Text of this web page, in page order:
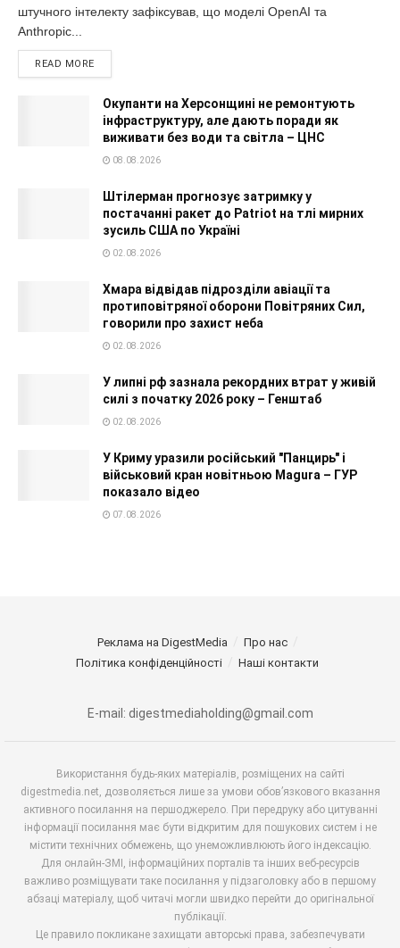
штучного інтелекту зафіксував, що моделі OpenAI та
Anthropic...
READ MORE
Окупанти на Херсонщині не ремонтують
інфраструктуру, але дають поради як
виживати без води та світла – ЦНС
08.08.2026
Штілерман прогнозує затримку у
постачанні ракет до Patriot на тлі мирних
зусиль США по Україні
02.08.2026
Хмара відвідав підрозділи авіації та
протиповітряної оборони Повітряних Сил,
говорили про захист неба
02.08.2026
У липні рф зазнала рекордних втрат у живій
силі з початку 2026 року – Генштаб
02.08.2026
У Криму уразили російський "Панцирь" і
військовий кран новітньою Magura – ГУР
показало відео
07.08.2026
Реклама на DigestMedia
Про нас
Політика конфіденційності
Наші контакти
E-mail: digestmediaholding@gmail.com
Використання будь-яких матеріалів, розміщених на сайті
digestmedia.net, дозволяється лише за умови обов’язкового вказання
активного посилання на першоджерело. При передруку або цитуванні
інформації посилання має бути відкритим для пошукових систем і не
містити технічних обмежень, що унеможливлюють його індексацію.
Для онлайн-ЗМІ, інформаційних порталів та інших веб-ресурсів
важливо розміщувати таке посилання у підзаголовку або в першому
абзаці матеріалу, щоб читачі могли швидко перейти до оригінальної
публікації.
Це правило покликане захищати авторські права, забезпечувати